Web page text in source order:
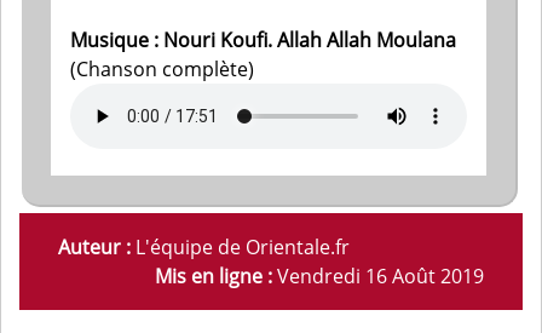
Musique : Nouri Koufi. Allah Allah Moulana
(Chanson complète)
Auteur : L'équipe de Orientale.fr
Mis en ligne :Vendredi 16 Août 2019